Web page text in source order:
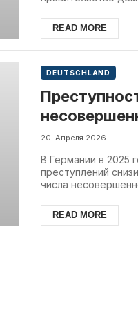
READ MORE
DEUTSCHLAND
20. Апреля 2026
В Германии в 2025
преступлений
числа
READ MORE